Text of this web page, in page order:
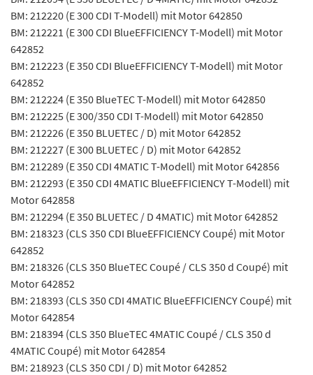
BM: 212220 (E 300 CDI T-Modell) mit Motor 642850
BM: 212221 (E 300 CDI BlueEFFICIENCY T-Modell) mit Motor
642852
BM: 212223 (E 350 CDI BlueEFFICIENCY T-Modell) mit Motor
642852
BM: 212224 (E 350 BlueTEC T-Modell) mit Motor 642850
BM: 212225 (E 300/350 CDI T-Modell) mit Motor 642850
BM: 212226 (E 350 BLUETEC / D) mit Motor 642852
BM: 212227 (E 300 BLUETEC / D) mit Motor 642852
BM: 212289 (E 350 CDI 4MATIC T-Modell) mit Motor 642856
BM: 212293 (E 350 CDI 4MATIC BlueEFFICIENCY T-Modell) mit
Motor 642858
BM: 212294 (E 350 BLUETEC / D 4MATIC) mit Motor 642852
BM: 218323 (CLS 350 CDI BlueEFFICIENCY Coupé) mit Motor
642852
BM: 218326 (CLS 350 BlueTEC Coupé / CLS 350 d Coupé) mit
Motor 642852
BM: 218393 (CLS 350 CDI 4MATIC BlueEFFICIENCY Coupé) mit
Motor 642854
BM: 218394 (CLS 350 BlueTEC 4MATIC Coupé / CLS 350 d
4MATIC Coupé) mit Motor 642854
BM: 218923 (CLS 350 CDI / D) mit Motor 642852